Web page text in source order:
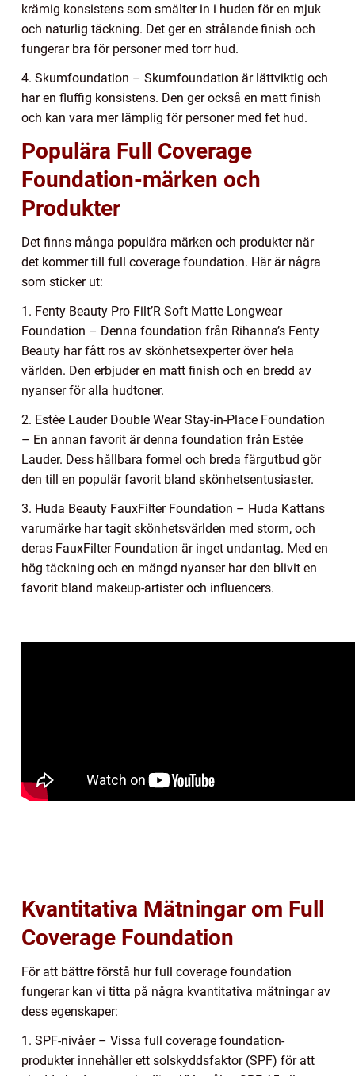
krämig konsistens som smälter in i huden för en mjuk
och naturlig täckning. Det ger en strålande finish och
fungerar bra för personer med torr hud.
4. Skumfoundation – Skumfoundation är lättviktig och
har en fluffig konsistens. Den ger också en matt finish
och kan vara mer lämplig för personer med fet hud.
Populära Full Coverage
Foundation-märken och
Produkter
Det finns många populära märken och produkter när
det kommer till full coverage foundation. Här är några
som sticker ut:
1. Fenty Beauty Pro Filt’R Soft Matte Longwear
Foundation – Denna foundation från Rihanna’s Fenty
Beauty har fått ros av skönhetsexperter över hela
världen. Den erbjuder en matt finish och en bredd av
nyanser för alla hudtoner.
2. Estée Lauder Double Wear Stay-in-Place Foundation
– En annan favorit är denna foundation från Estée
Lauder. Dess hållbara formel och breda färgutbud gör
den till en populär favorit bland skönhetsentusiaster.
3. Huda Beauty FauxFilter Foundation – Huda Kattans
varumärke har tagit skönhetsvärlden med storm, och
deras FauxFilter Foundation är inget undantag. Med en
hög täckning och en mängd nyanser har den blivit en
favorit bland makeup-artister och influencers.
Kvantitativa Mätningar om Full
Coverage Foundation
För att bättre förstå hur full coverage foundation
fungerar kan vi titta på några kvantitativa mätningar av
dess egenskaper:
1. SPF-nivåer – Vissa full coverage foundation-
produkter innehåller ett solskyddsfaktor (SPF) för att